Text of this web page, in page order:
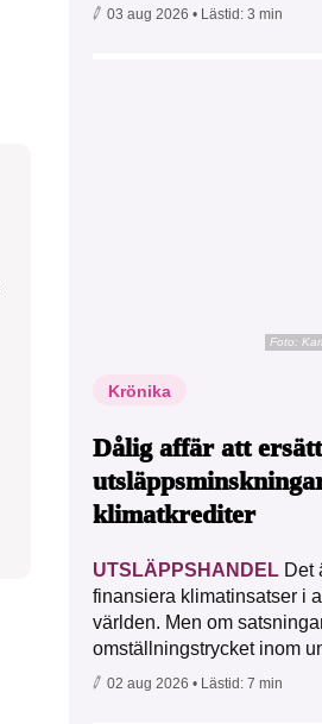
03 aug 2026 • Lästid: 3 min
Foto:
Krönika
Dålig affär att
klimatkrediter
UTSLÄPPSHANDEL Det
finansiera klimatinsatser i
världen. Men om
omställningstrycket inom
02 aug 2026 • Lästid: 7 min